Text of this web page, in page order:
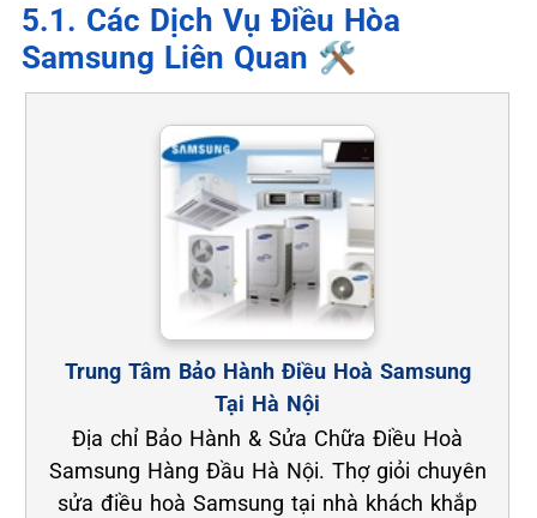
5.1. Các Dịch Vụ Điều Hòa
Samsung Liên Quan 🛠️
Trung Tâm Bảo Hành Điều Hoà Samsung
Tại Hà Nội
Địa chỉ Bảo Hành & Sửa Chữa Điều Hoà
Samsung Hàng Đầu Hà Nội. Thợ giỏi chuyên
sửa điều hoà Samsung tại nhà khách khắp